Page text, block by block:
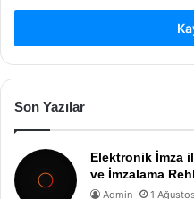
Son Yazılar
Elektronik İmza
ve İmzalama
Admin 1